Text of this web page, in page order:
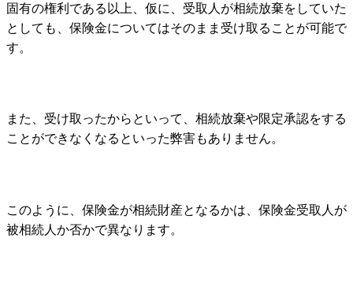
固有の権利である以上、仮に、受取人が相続放棄をしていた
としても、保険金についてはそのまま受け取ることが可能で
す。
また、受け取ったからといって、相続放棄や限定承認をする
ことができなくなるといった弊害もありません。
このように、 保険金が相続財産となるかは、 保険金受取人が
被相続人か否かで異なります。